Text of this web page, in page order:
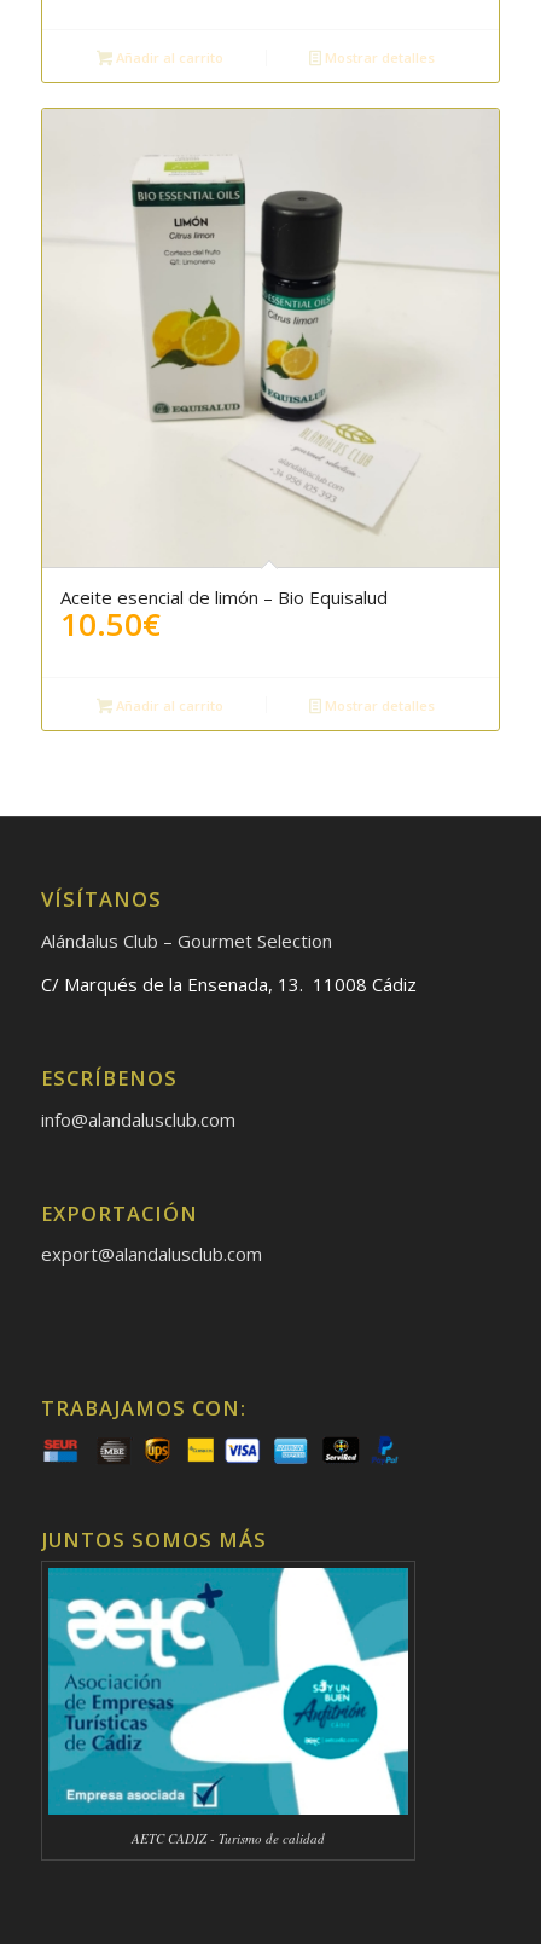
Añadir al carrito Mostrar detalles
5.00
Aceite esencial de limón – Bio Equisalud
10.50€
Añadir al carrito Mostrar detalles
VÍSÍTANOS
Alándalus Club – Gourmet Selection
C/ Marqués de la Ensenada, 13. 11008 Cádiz
ESCRÍBENOS
info@alandalusclub.com
EXPORTACIÓN
export@alandalusclub.com
TRABAJAMOS CON:
JUNTOS SOMOS MÁS
AETC CADIZ - Turismo de calidad